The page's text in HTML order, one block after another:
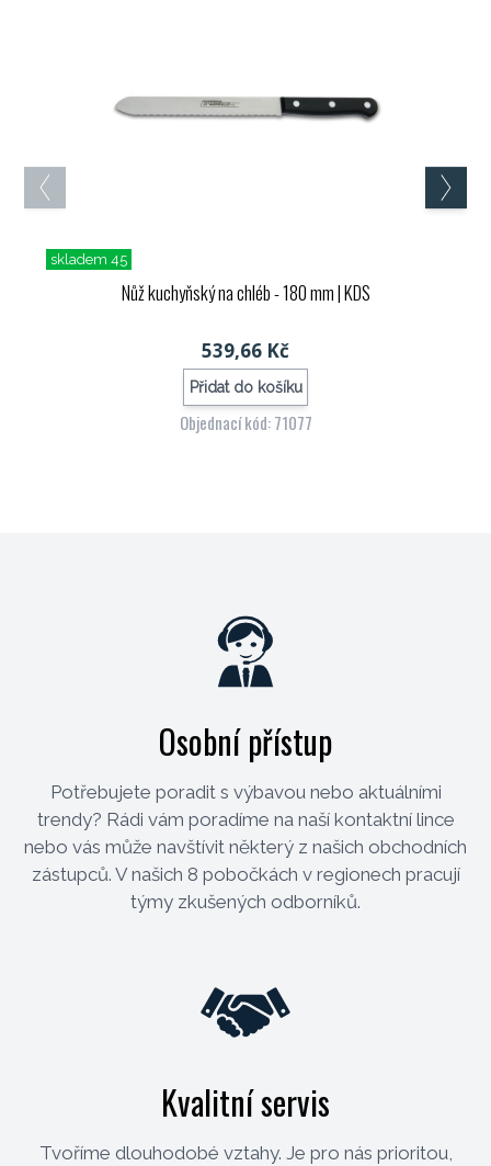
skladem 45
Nůž kuchyňský na chléb - 180 mm| KDS
539,66 Kč
Přidat do košíku
Objednací kód: 71077
Osobní přístup
Potřebujete poradit s výbavou nebo aktuálními
trendy? Rádi vám poradíme na naší kontaktní lince
nebo vás může navštívit některý z našich obchodních
zástupců. V našich 8 pobočkách v regionech pracují
týmy zkušených odborníků.
Kvalitní servis
Tvoříme dlouhodobé vztahy. Je pro nás prioritou,